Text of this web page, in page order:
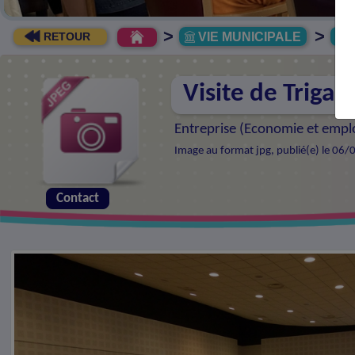
RETOUR > VIE MUNICIPALE >
Visite de Trigano
Entreprise (Economie et
Image au format jpg, publié(e) le
Contact